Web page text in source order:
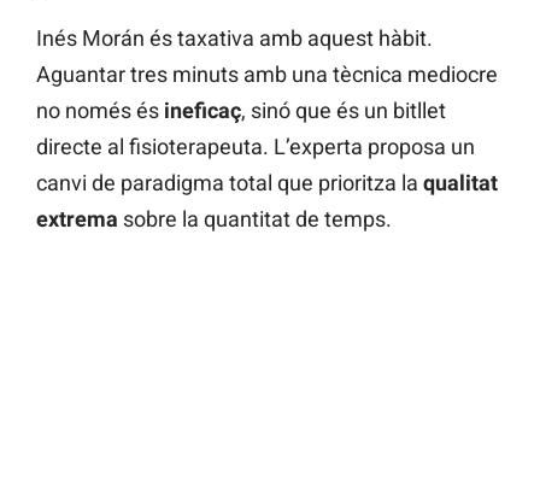
Inés Morán és taxativa amb aquest hàbit.
Aguantar tres minuts amb una tècnica mediocre
no només és ineficaç, sinó que és un bitllet
directe al fisioterapeuta. L’experta proposa un
canvi de paradigma total que prioritza la qualitat
extrema sobre la quantitat de temps.